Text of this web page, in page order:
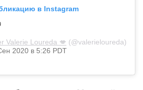
в Instagram
Valerie Loureda 💋 (@valerieloureda)
2020 в 5:26 PDT